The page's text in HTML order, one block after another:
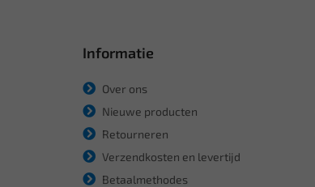
Informatie
Over ons
Nieuwe producten
Retourneren
Verzendkosten en levertijd
Betaalmethodes